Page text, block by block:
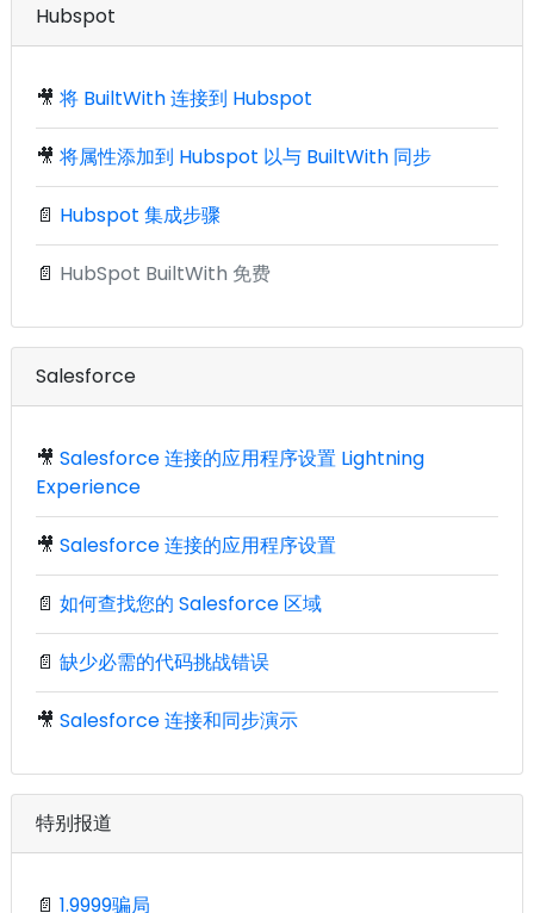
Hubspot
🎥 将 BuiltWith 连接到 Hubspot
🎥 将属性添加到 Hubspot 以与 BuiltWith 同步
📄 Hubspot 集成步骤
📄 HubSpot BuiltWith 免费
Salesforce
🎥 Salesforce 连接的应用程序设置 Lightning
Experience
🎥 Salesforce 连接的应用程序设置
📄 如何查找您的 Salesforce 区域
📄 缺少必需的代码挑战错误
🎥 Salesforce 连接和同步演示
特别报道
📄 1.9999骗局